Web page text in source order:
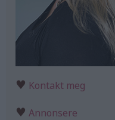
♥ Kontakt meg
♥ Annonsere